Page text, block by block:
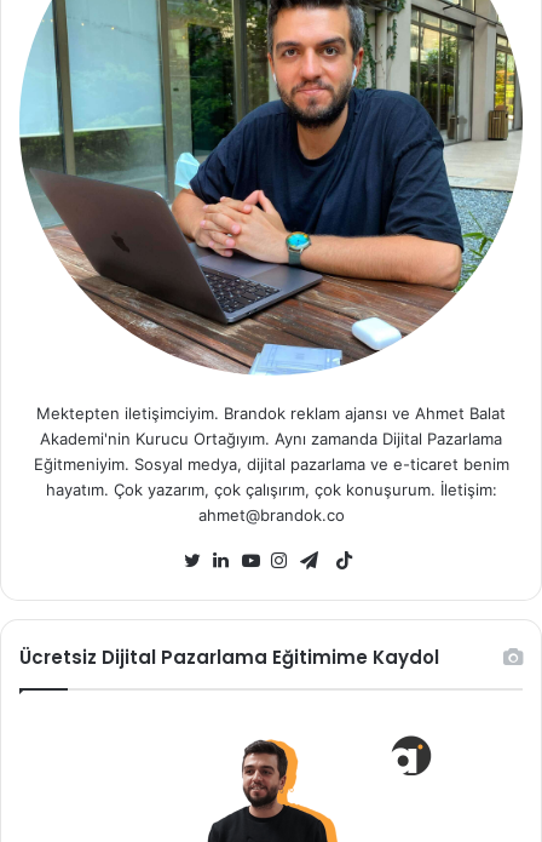
Mektepten iletişimciyim. Brandok reklam ajansı ve Ahmet Balat
Akademi'nin Kurucu Ortağıyım. Aynı zamanda Dijital Pazarlama
Eğitmeniyim. Sosyal medya, dijital pazarlama ve e-ticaret benim
hayatım. Çok yazarım, çok çalışırım, çok konuşurum. İletişim:
ahmet@brandok.co
TikTok
Ücretsiz Dijital Pazarlama Eğitimime Kaydol